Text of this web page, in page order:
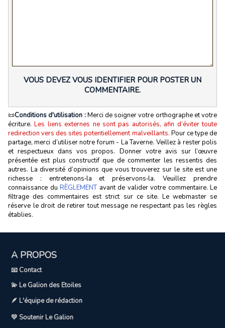
VOUS DEVEZ VOUS IDENTIFIER POUR POSTER UN
COMMENTAIRE.
📜Conditions d'utilisation :Merci de soigner votre orthographe et votre
écriture.Les liens externes ne sont pas autorisés, afin d’éviter toute
redirection vers des sites potentiellement malveillants. Pour ce type de
partage, merci d’utiliser notre forum - La Taverne. Veillez à rester polis
et respectueux dans vos propos. Donner votre avis sur l’œuvre
présentée est plus constructif que de commenter les ressentis des
autres. La diversité d’opinions que vous trouverez sur le site est une
richesse : entretenons‑la et préservons‑la. Veuillez prendre
connaissance du RÈGLEMENTavant de valider votre commentaire. Le
filtrage des commentaires est strict sur ce site. Le webmaster se
réserve le droit de retirer tout message ne respectant pas les règles
établies.
A PROPOS
📧 Contact
💫 Le Galion des Etoiles
🪶 L'équipe de rédaction
💛 Soutenir Le Galion